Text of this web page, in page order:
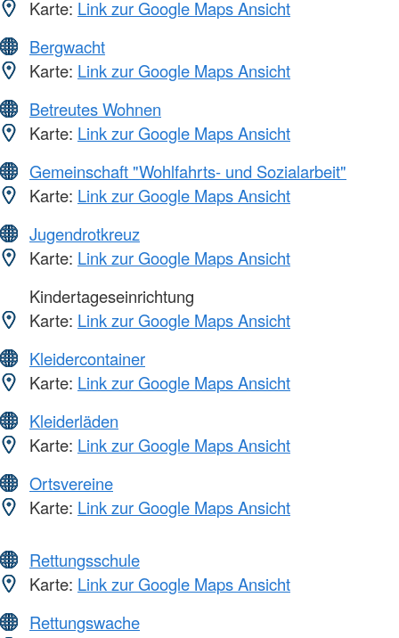
Karte: Link zur Google Maps Ansicht
Bergwacht
Karte: Link zur Google Maps Ansicht
Betreutes Wohnen
Karte: Link zur Google Maps Ansicht
Gemeinschaft "Wohlfahrts- und Sozialarbeit"
Karte: Link zur Google Maps Ansicht
Jugendrotkreuz
Karte: Link zur Google Maps Ansicht
Kindertageseinrichtung
Karte: Link zur Google Maps Ansicht
Kleidercontainer
Karte: Link zur Google Maps Ansicht
Kleiderläden
Karte: Link zur Google Maps Ansicht
Ortsvereine
Karte: Link zur Google Maps Ansicht
Rettungsschule
Karte: Link zur Google Maps Ansicht
Rettungswache